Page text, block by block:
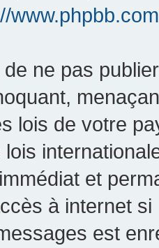
ne pas
lois de votre
et
à internet
est